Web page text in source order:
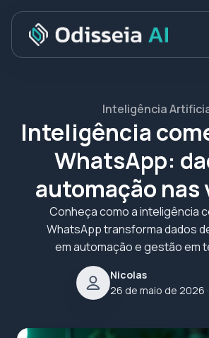
Inteligência
Inteligência
WhatsApp:
automação nas
Conheça como a inteligência
WhatsApp transforma dados
em automação e gestão em
Nicolas
26 de maio de 2026